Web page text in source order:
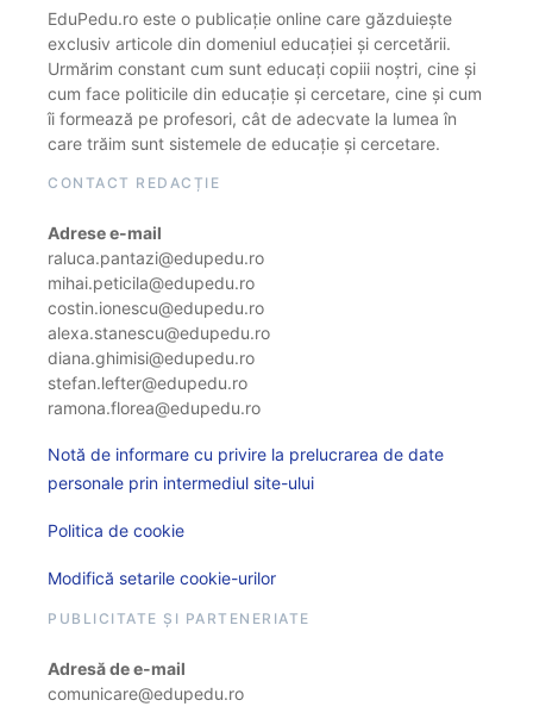
EduPedu.ro este o publicație online care găzduiește
exclusiv articole din domeniul educației și cercetării.
Urmărim constant cum sunt educați copiii noștri, cine și
cum face politicile din educație și cercetare, cine și cum
îi formează pe profesori, cât de adecvate la lumea în
care trăim sunt sistemele de educație și cercetare.
CONTACT REDACȚIE
Adrese e-mail
raluca.pantazi@edupedu.ro
mihai.peticila@edupedu.ro
costin.ionescu@edupedu.ro
alexa.stanescu@edupedu.ro
diana.ghimisi@edupedu.ro
stefan.lefter@edupedu.ro
ramona.florea@edupedu.ro
Notă de informare cu privire la prelucrarea de date
personale prin intermediul site-ului
Politica de cookie
Modifică setarile cookie-urilor
PUBLICITATE ȘI PARTENERIATE
Adresă de e-mail
comunicare@edupedu.ro